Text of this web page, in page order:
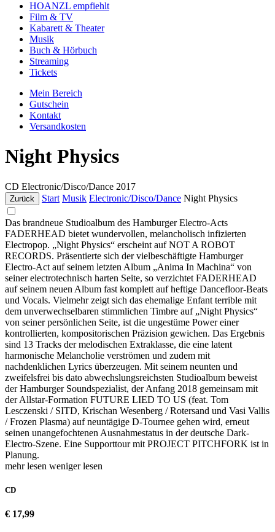
HOANZL empfiehlt
Film & TV
Kabarett & Theater
Musik
Buch & Hörbuch
Streaming
Tickets
Mein Bereich
Gutschein
Kontakt
Versandkosten
Night Physics
CD Electronic/Disco/Dance 2017
Zurück Start Musik Electronic/Disco/Dance Night Physics
Das brandneue Studioalbum des Hamburger Electro-Acts
FADERHEAD bietet wundervollen, melancholisch infizierten
Electropop. „Night Physics“ erscheint auf NOT A ROBOT
RECORDS. Präsentierte sich der vielbeschäftigte Hamburger
Electro-Act auf seinem letzten Album „Anima In Machina“ von
seiner electrotechnisch harten Seite, so verzichtet FADERHEAD
auf seinem neuen Album fast komplett auf heftige Dancefloor-Beats
und Vocals. Vielmehr zeigt sich das ehemalige Enfant terrible mit
dem unverwechselbaren stimmlichen Timbre auf „Night Physics“
von seiner persönlichen Seite, ist die ungestüme Power einer
kontrollierten, kompositorischen Präzision gewichen. Das Ergebnis
sind 13 Tracks der melodischen Extraklasse, die eine latent
harmonische Melancholie verströmen und zudem mit
nachdenklichen Lyrics überzeugen. Mit seinem neunten und
zweifelsfrei bis dato abwechslungsreichsten Studioalbum beweist
der Hamburger Soundspezialist, der Anfang 2018 gemeinsam mit
der Allstar-Formation FUTURE LIED TO US (feat. Tom
Lesczenski / SITD, Krischan Wesenberg / Rotersand und Vasi Vallis
/ Frozen Plasma) auf neuntägige D-Tournee gehen wird, erneut
seinen unangefochtenen Ausnahmestatus in der deutsche Dark-
Electro-Szene. Eine Supporttour mit PROJECT PITCHFORK ist in
Planung.
mehr lesen weniger lesen
CD
€ 17,99